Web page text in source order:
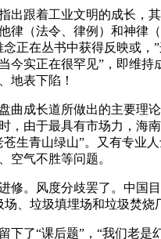
跟着工业文明的成长，其
律（法令、律例）和神律
正在丛书中获得反映或
今实正在很罕见”，即维
地表下陷！
成长道所做出的主要理论
，由于最具有市场力，海
生青山绿山”。又有专业
空气不胜等问题。
。风度分歧罢了。中国目
、垃圾填埋场和垃圾焚烧
了“课后题”，“我们老是